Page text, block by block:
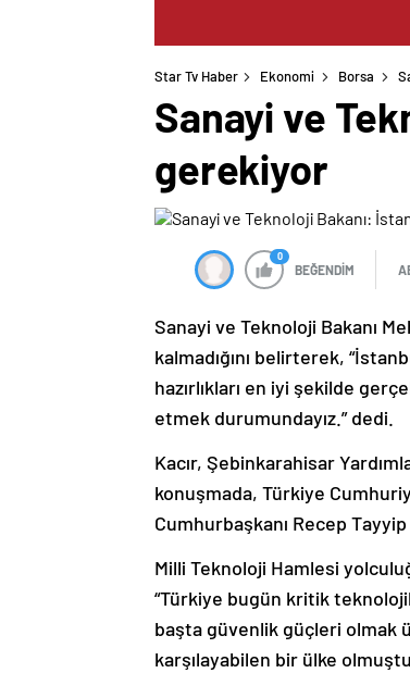
Star Tv Haber Ekonomi Borsa
Sanayi ve
gerekiyor
0
BEĞENDİM
Sanayi ve Teknoloji Bakanı
kalmadığını belirterek,
hazırlıkları en iyi şekilde
etmek durumundayız.” dedi.
Kacır, Şebinkarahisar
konuşmada, Türkiye
Cumhurbaşkanı Recep
Milli Teknoloji Hamlesi
“Türkiye bugün kritik
başta güvenlik güçleri olmak
karşılayabilen bir ülke